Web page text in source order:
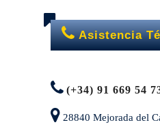
Asistencia
(+34) 91 669 54
28840 Mejorada del